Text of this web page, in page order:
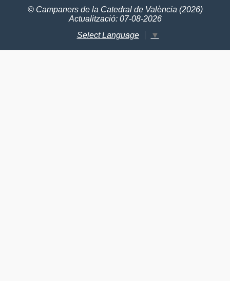
© Campaners de la Catedral de València (2026)
Actualització: 07-08-2026
Select Language
▼